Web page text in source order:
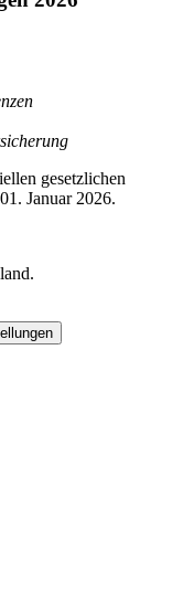
gesetzlichen
Januar 2026.